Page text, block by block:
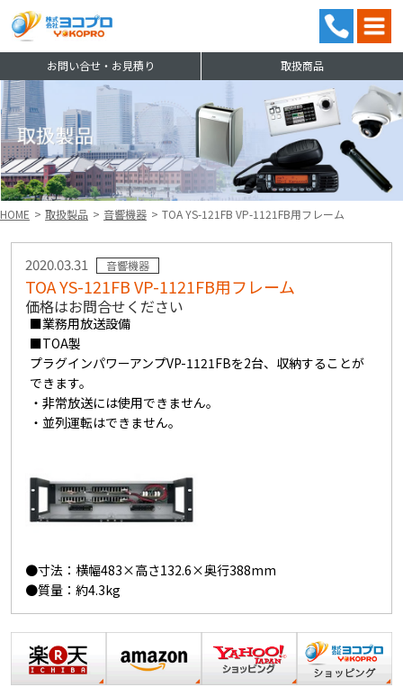
お問い合せ・お見積り 取扱商品
HOME 取扱製品 音響機器 TOA YS-121FB VP-1121FB用フレーム
2020.03.31 音響機器
TOA YS-121FB VP-1121FB用フレーム
価格はお問合せください
■業務用放送設備
■TOA製
プラグインパワーアンプVP-1121FBを2台、収納することが
できます。
・非常放送には使用できません。
・並列運転はできません。
●寸法：横幅483×高さ132.6×奥行388mm
●質量：約4.3kg